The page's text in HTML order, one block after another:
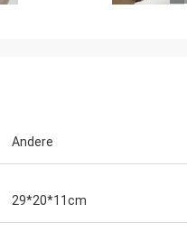
Andere
29*20*11cm